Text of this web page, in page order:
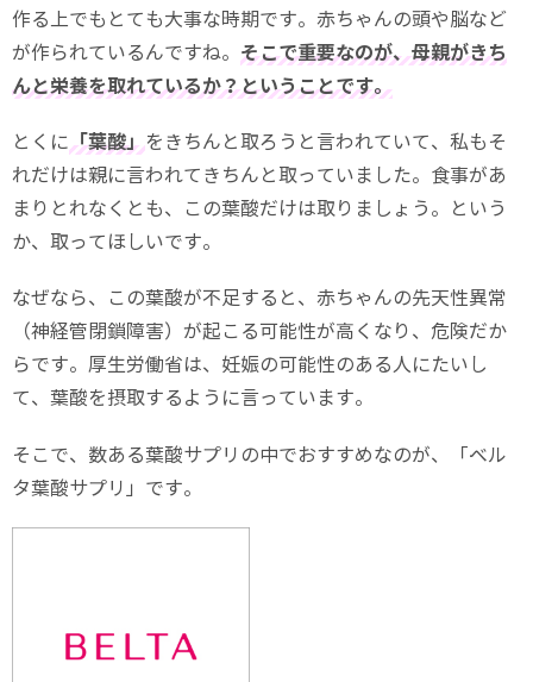
作る上でもとても大事な時期です。赤ちゃんの頭や脳など
が作られているんですね。 そこで重要なのが、母親がきち
んと栄養を取れているか？ということです。
とくに「葉酸」をきちんと取ろうと言われていて、私もそ
れだけは親に言われてきちんと取っていました。食事があ
まりとれなくとも、この葉酸だけは取りましょう。という
か、取ってほしいです。
なぜなら、この葉酸が不足すると、赤ちゃんの先天性異常
（神経管閉鎖障害）が起こる可能性が高くなり、危険だか
らです。厚生労働省は、妊娠の可能性のある人にたいし
て、葉酸を摂取するように言っています。
そこで、数ある葉酸サプリの中でおすすめなのが、「ベル
タ葉酸サプリ」です。